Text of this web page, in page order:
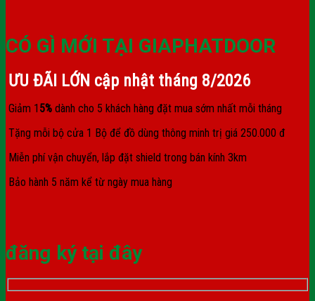
CÓ GÌ MỚI TẠI GIAPHATDOOR
ƯU ĐÃI LỚN cập nhật tháng 8/2026
Giảm 1 5% dành cho 5 khách hàng đặt mua sớm nhất mỗi tháng
Tặng mỗi bộ cửa 1 Bộ để đồ dùng thông minh trị giá 250.000 đ
Miễn phí vận chuyển, lắp đặt shield trong bán kính 3km
Bảo hành 5 năm kể từ ngày mua hàng
đăng ký tại đây